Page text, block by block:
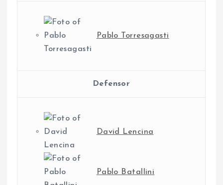
Pablo Torresagasti
Defensor
David Lencina
Pablo Batallini